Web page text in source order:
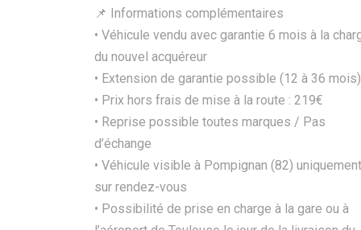
📌 Informations complémentaires
• Véhicule vendu avec garantie 6 mois à la
du nouvel acquéreur
• Extension de garantie possible (12 à 36 mois)
• Prix hors frais de mise à la route : 219€
• Reprise possible toutes marques / Pas
d’échange
• Véhicule visible à Pompignan (82) uniquement
sur rendez-vous
• Possibilité de prise en charge à la gare ou à